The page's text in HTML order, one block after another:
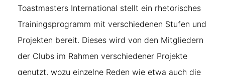
Toastmasters International stellt ein rhetorisches
Trainingsprogramm mit verschiedenen Stufen und
Projekten bereit. Dieses wird von den Mitgliedern
der Clubs im Rahmen verschiedener Projekte
genutzt, wozu einzelne Reden wie etwa auch die